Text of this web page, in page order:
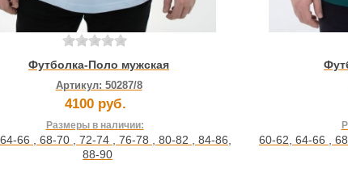
Футболка-Поло мужская
Артикул: 50287/8
4100 руб.
Размеры в наличии:
64-66 , 68-70 , 72-74 , 76-78 , 80-82 , 84-86,
88-90
60-62, 64-66 ,